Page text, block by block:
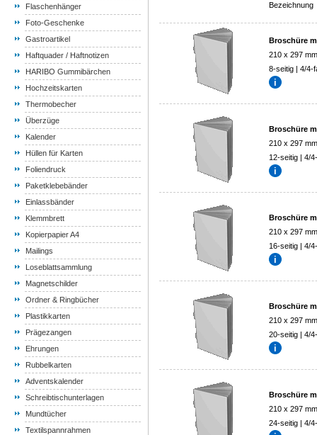
Flaschenhänger
Foto-Geschenke
Gastroartikel
Haftquader / Haftnotizen
HARIBO Gummibärchen
Hochzeitskarten
Thermobecher
Überzüge
Kalender
Hüllen für Karten
Foliendruck
Paketklebebänder
Einlassbänder
Klemmbrett
Kopierpapier A4
Mailings
Loseblattsammlung
Magnetschilder
Ordner & Ringbücher
Plastikkarten
Prägezangen
Ehrungen
Rubbelkarten
Adventskalender
Schreibtischunterlagen
Mundtücher
Textilspannrahmen
Bezeichnung
Broschüre
210 x 297 mm
8-seitig | 4/4-
Broschüre
210 x 297 mm
12-seitig | 4/
Broschüre
210 x 297 mm
16-seitig | 4/
Broschüre
210 x 297 mm
20-seitig | 4/
Broschüre
210 x 297 mm
24-seitig | 4/